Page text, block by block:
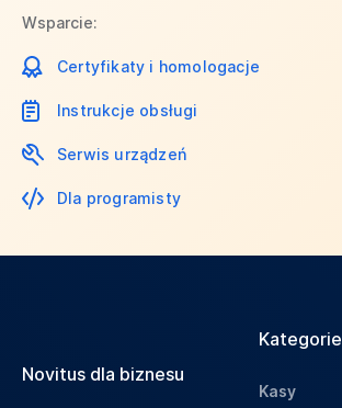
Wsparcie:
Certyfikaty i homologacje
Instrukcje obsługi
Serwis urządzeń
Dla programisty
Novitus dla biznesu
Kategorie
Kasy